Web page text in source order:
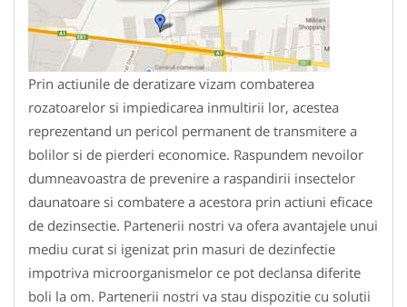
Prin actiunile de deratizare vizam combaterea
rozatoarelor si impiedicarea inmultirii lor, acestea
reprezentand un pericol permanent de transmitere a
bolilor si de pierderi economice. Raspundem nevoilor
dumneavoastra de prevenire a raspandirii insectelor
daunatoare si combatere a acestora prin actiuni eficace
de dezinsectie. Partenerii nostri va ofera avantajele unui
mediu curat si igenizat prin masuri de dezinfectie
impotriva microorganismelor ce pot declansa diferite
boli la om. Partenerii nostri va stau dispozitie cu solutii